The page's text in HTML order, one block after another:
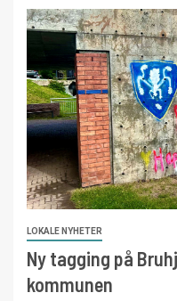
LOKALE NYHETER
Ny tagging på
kommunen